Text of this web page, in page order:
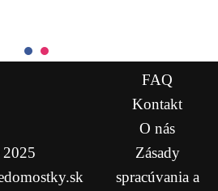
FAQ
Kontakt
O nás
Zásady
spracúvania a